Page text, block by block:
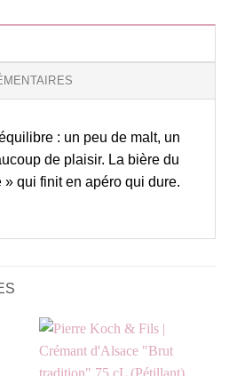
: un peu de malt, un
de plaisir. La bière du
qui finit en apéro qui dure.